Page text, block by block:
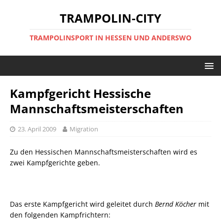
TRAMPOLIN-CITY
TRAMPOLINSPORT IN HESSEN UND ANDERSWO
Kampfgericht Hessische
Mannschaftsmeisterschaften
23. April 2009 Migration
Zu den Hessischen Mannschaftsmeisterschaften wird es
zwei Kampfgerichte geben.
Das erste Kampfgericht wird geleitet durch Bernd Köcher mit
den folgenden Kampfrichtern: